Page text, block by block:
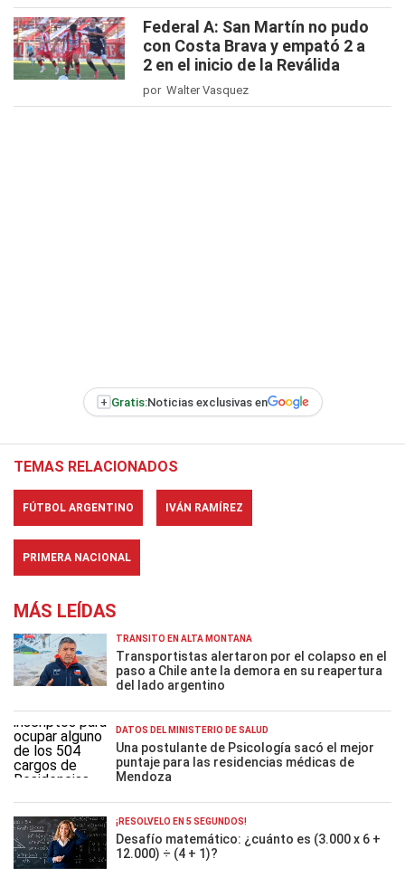
Federal A: San Martín no pudo
con Costa Brava y empató 2 a
2 en el inicio de la Reválida
por Walter Vasquez
+ Gratis:Noticias exclusivas en
TEMAS RELACIONADOS
FÚTBOL ARGENTINO IVÁN RAMÍREZ
PRIMERA NACIONAL
MÁS LEÍDAS
TRÁNSITO EN ALTA MONTAÑA
Transportistas alertaron por el colapso en el
paso a Chile ante la demora en su reapertura
del lado argentino
DATOS DEL MINISTERIO DE SALUD
Una postulante de Psicología sacó el mejor
puntaje para las residencias médicas de
Mendoza
¡RESOLVELO EN 5 SEGUNDOS!
Desafío matemático: ¿cuánto es (3.000 x 6 +
12.000) ÷ (4 + 1)?